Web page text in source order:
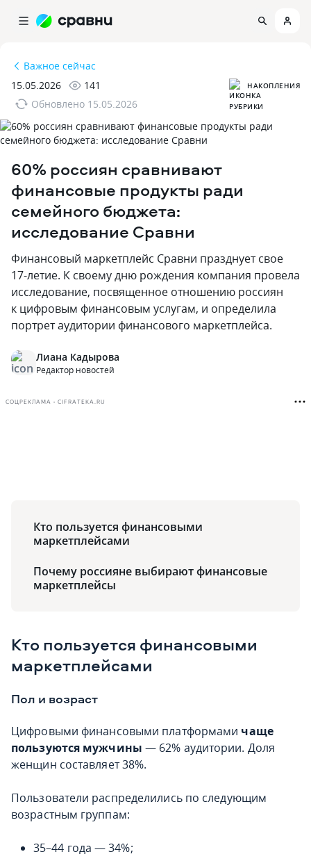
Важное сейчас
15.05.2026
141
Обновлено 15.05.2026
НАКОПЛЕНИЯ
60% россиян сравнивают
финансовые продукты ради
семейного бюджета:
исследование Сравни
Финансовый маркетплейс Сравни празднует свое
17-летие. К своему дню рождения компания провела
исследование, посвященное отношению россиян
к цифровым финансовым услугам, и определила
портрет аудитории финансового маркетплейса.
Лиана Кадырова
Редактор новостей
СОЦРЕКЛАМА • CIFRATEKA.RU
Кто пользуется финансовыми
маркетплейсами
Почему россияне выбирают финансовые
маркетплейсы
Кто пользуется финансовыми
маркетплейсами
Пол и возраст
Цифровыми финансовыми платформами чаще
пользуются мужчины — 62% аудитории. Доля
женщин составляет 38%.
Пользователи распределились по следующим
возрастным группам:
35–44 года — 34%;